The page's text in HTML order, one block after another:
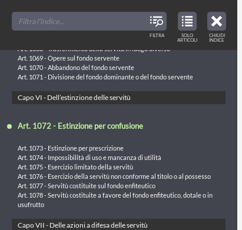
TABLE
OF
CONTENTS
CHIUDI
INDICE
TOC
TITLES
FILTRA
VIEW
ONLY
ARTICLES
IN
TABLE
SOLO
ARTICOLI
Art. 1064 - Estensione del diritto di servitù
Art. 1065 - Esercizio conforme al titolo o al possesso
Art. 1066 - Possesso delle servitù
Art. 1067 - Divieto di aggravare o di diminuire l'esercizio della servitù
Art. 1068 - Trasferimento della servitù in luogo diverso
Art. 1069 - Opere sul fondo servente
Art. 1070 - Abbandono del fondo servente
Art. 1071 - Divisione del fondo dominante o del fondo servente
Capo VI - Dell’estinzione delle servitù
Art. 1072 - Estinzione per confusione
Art. 1073 - Estinzione per prescrizione
Art. 1074 - Impossibilità di uso e mancanza di utilità
Art. 1075 - Esercizio limitato della servitù
Art. 1076 - Esercizio della servitù non conforme al titolo o al possesso
Art. 1077 - Servitù costituite sul fondo enfiteutico
Art. 1078 - Servitù costituite a favore del fondo enfiteutico, dotale o in
usufrutto
Capo VII - Delle azioni a difesa delle servitù